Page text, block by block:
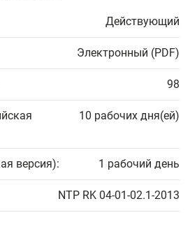
Действующий
Электронный (PDF)
98
10 рабочих дня(ей)
версия): 1 рабочий день
NTP RK 04-01-02.1-2013